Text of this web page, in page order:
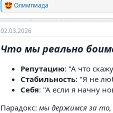
Р
е
а
к
и
Олимпиада
02.03.2026
Что мы реально
Репутацию: "А что
Стабильность: "Я не
Себя: "А если я начну
Парадокс: мы держимся за